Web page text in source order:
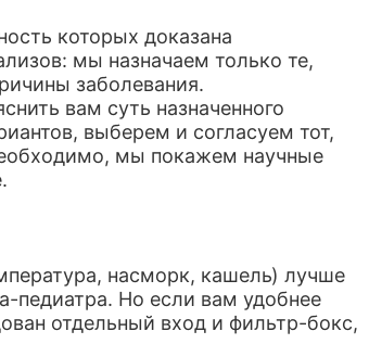
которых доказана
мы назначаем только те,
заболевания.
вам суть назначенного
выберем и согласуем тот,
мы покажем научные
насморк, кашель) лучше
педиатра. Но если вам удобнее
отдельный вход и фильтр-бокс,